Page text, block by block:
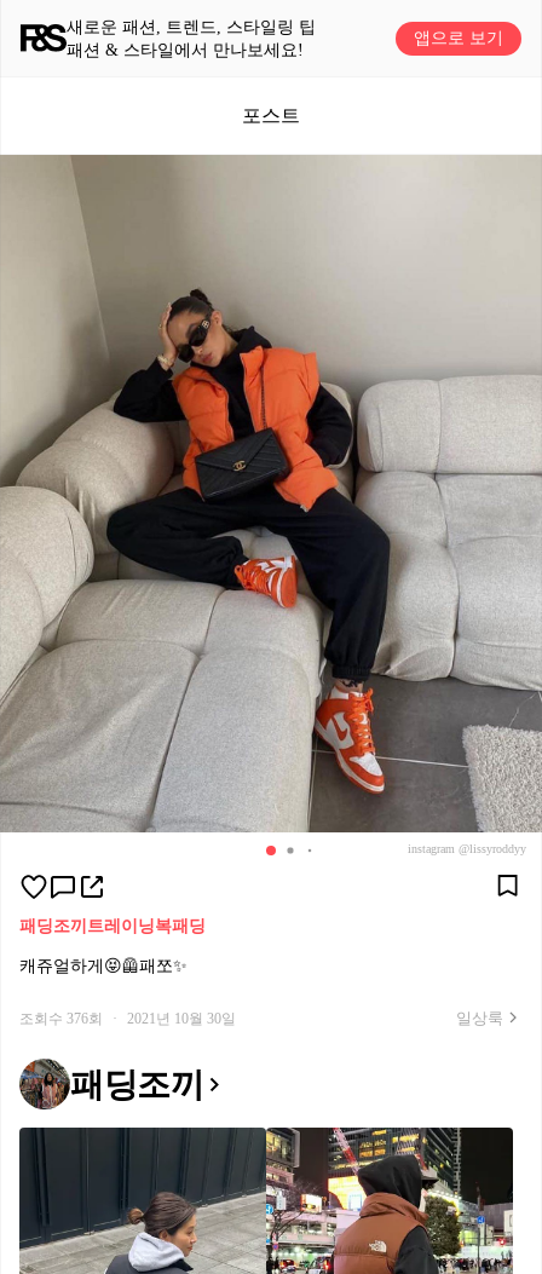
새로운 패션, 트렌드, 스타일링 팁
패션 & 스타일에서 만나보세요!
앱으로 보기
포스트
instagram @lissyroddyy
패딩조끼 트레이닝복패딩
캐쥬얼하게😝🦺패쪼✨
조회수 376회 · 2021년 10월 30일 일상룩
패딩조끼